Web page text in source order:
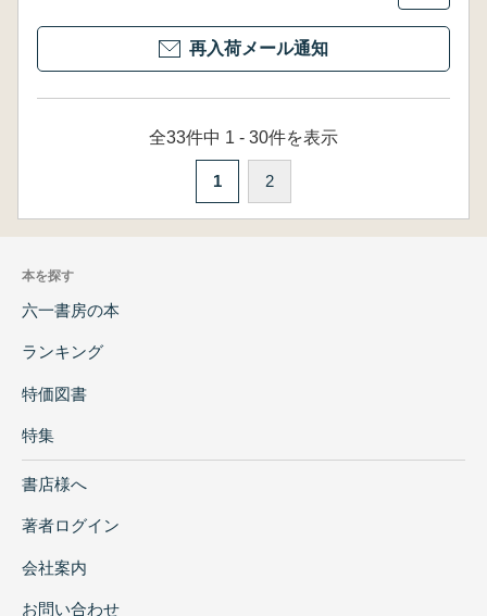
再入荷メール通知
全33件中 1 - 30件を表示
1 2
本を探す
六一書房の本
ランキング
特価図書
特集
書店様へ
著者ログイン
会社案内
お問い合わせ